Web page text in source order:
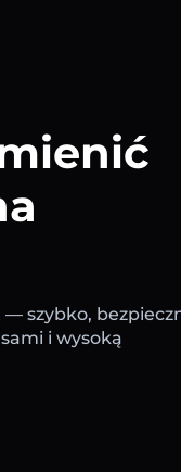
— szybko,
i wysoką